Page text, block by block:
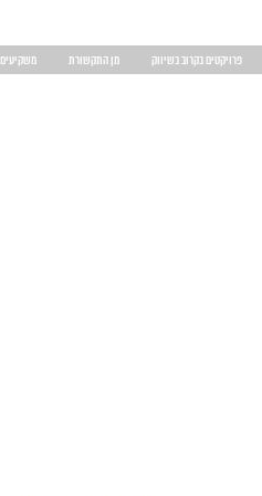
פרויקטים בקרוב בשיווק מן התקשורת משקיעים